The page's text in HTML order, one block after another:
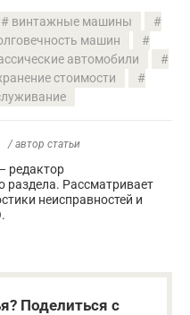
винтажные машины
машин
автомобили
стоимости
/ автор статьи
редактор
раздела. Рассматривает
неисправностей и
Поделиться с